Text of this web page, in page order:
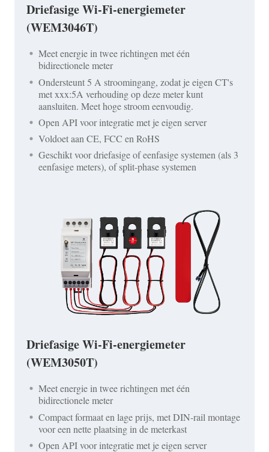
Driefasige Wi-Fi-energiemeter
(WEM3046T)
Meet energie in twee richtingen met één
bidirectionele meter
Ondersteunt 5 A stroomingang, zodat je eigen CT's
met xxx:5A verhouding op deze meter kunt
aansluiten. Meet hoge stroom eenvoudig.
Open API voor integratie met je eigen server
Voldoet aan CE, FCC en RoHS
Geschikt voor driefasige of eenfasige systemen (als 3
eenfasige meters), of split-phase systemen
Driefasige Wi-Fi-energiemeter
(WEM3050T)
Meet energie in twee richtingen met één
bidirectionele meter
Compact formaat en lage prijs, met DIN-rail montage
voor een nette plaatsing in de meterkast
Open API voor integratie met je eigen server